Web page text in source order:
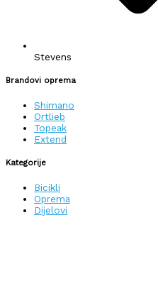
Stevens
Brandovi oprema
Shimano
Ortlieb
Topeak
Extend
Kategorije
Bicikli
Oprema
Dijelovi